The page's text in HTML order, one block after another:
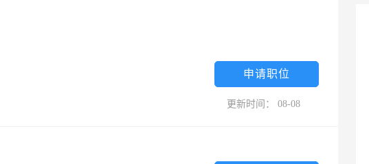
申请职位
更新时间： 08-08